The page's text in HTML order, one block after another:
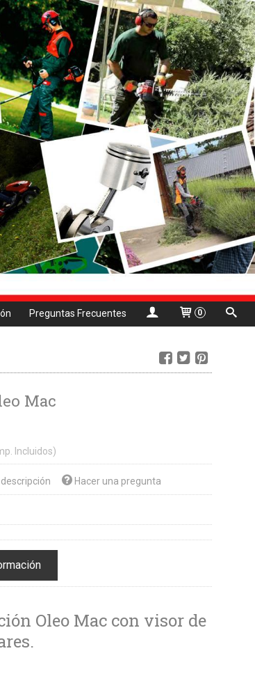
Preguntas Frecuentes 0
Mac
Incluidos)
Hacer una pregunta
Oleo Mac con visor de